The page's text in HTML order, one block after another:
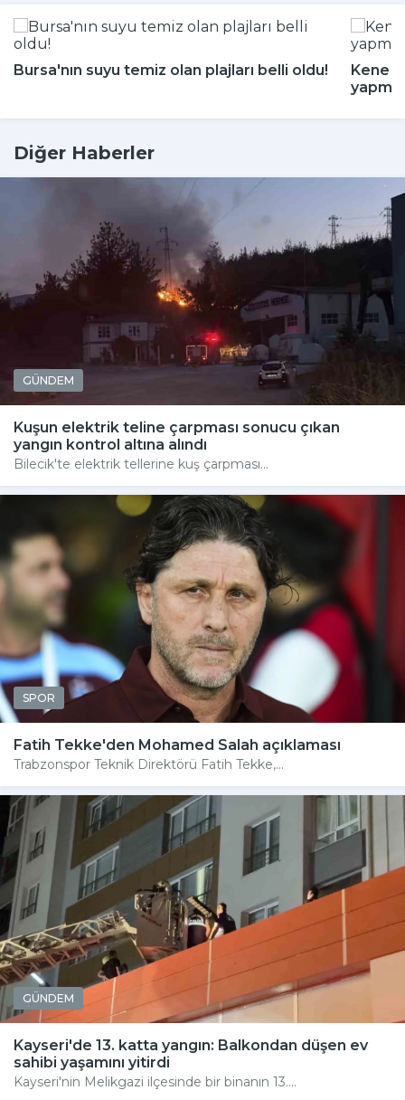
Bursa'nın suyu temiz olan plajları belli oldu!
Kene
Diğer Haberler
GÜNDEM
Kuşun elektrik teline çarpması sonucu çıkan
yangın kontrol altına alındı
Bilecik'te elektrik tellerine kuş çarpması...
SPOR
Fatih Tekke'den Mohamed Salah açıklaması
Trabzonspor Teknik Direktörü Fatih Tekke,...
GÜNDEM
Kayseri'de 13. katta yangın: Balkondan düşen ev
sahibi yaşamını yitirdi
Kayseri'nin Melikgazi ilçesinde bir binanın 13....